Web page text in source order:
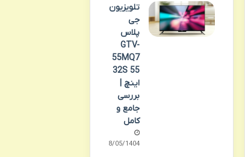
تلویزیون
جی
پلاس
GTV-
55MQ7
32S 55
اینچ |
بررسی
جامع و
کامل
28/05/1404